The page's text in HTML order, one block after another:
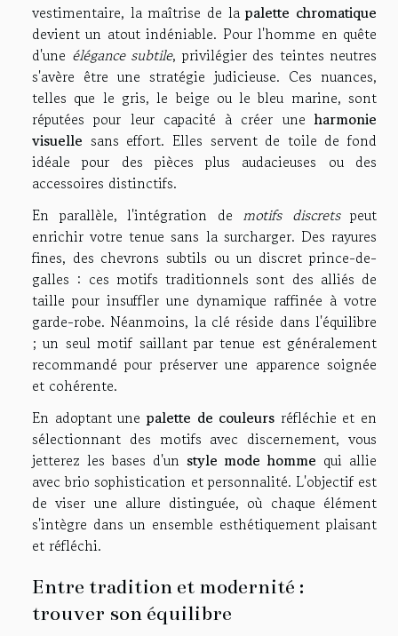
vestimentaire, la maîtrise de lapalette chromatique
devient un atout indéniable. Pour l'homme en quête
d'une élégance subtile, privilégier des teintes neutres
s'avère être une stratégie judicieuse. Ces nuances,
telles que le gris, le beige ou le bleu marine, sont
réputées pour leur capacité à créer uneharmonie
visuelle sans effort. Elles servent de toile de fond
idéale pour des pièces plus audacieuses ou des
accessoires distinctifs.
En parallèle, l'intégration de motifs discretspeut
enrichir votre tenue sans la surcharger. Des rayures
fines, des chevrons subtils ou un discret prince-de-
galles : ces motifs traditionnels sont des alliés de
taille pour insuffler une dynamique raffinée à votre
garde-robe. Néanmoins, la clé réside dans l'équilibre
; un seul motif saillant par tenue est généralement
recommandé pour préserver une apparence soignée
et cohérente.
En adoptant une palette de couleurs réfléchie et en
sélectionnant des motifs avec discernement, vous
jetterez les bases d'un style mode homme qui allie
avec brio sophistication et personnalité. L'objectif est
de viser une allure distinguée, où chaque élément
s'intègre dans un ensemble esthétiquement plaisant
et réfléchi.
Entre tradition et modernité :
trouver son équilibre